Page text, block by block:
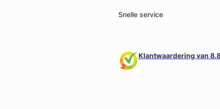
Snelle service
Klantwaardering van